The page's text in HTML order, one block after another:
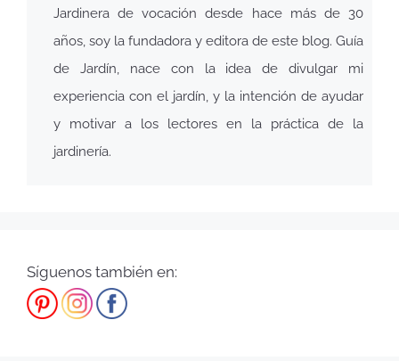
Jardinera de vocación desde hace más de 30
años, soy la fundadora y editora de este blog. Guía
de Jardín, nace con la idea de divulgar mi
experiencia con el jardín, y la intención de ayudar
y motivar a los lectores en la práctica de la
jardinería.
Síguenos también en: